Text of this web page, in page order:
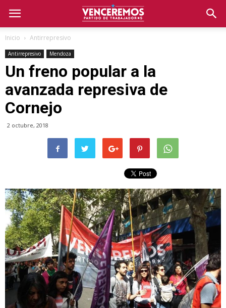
Inicio Antirrepresivo
Antirrepresivo Mendoza
Un freno popular a la
avanzada represiva de
Cornejo
2 octubre, 2018